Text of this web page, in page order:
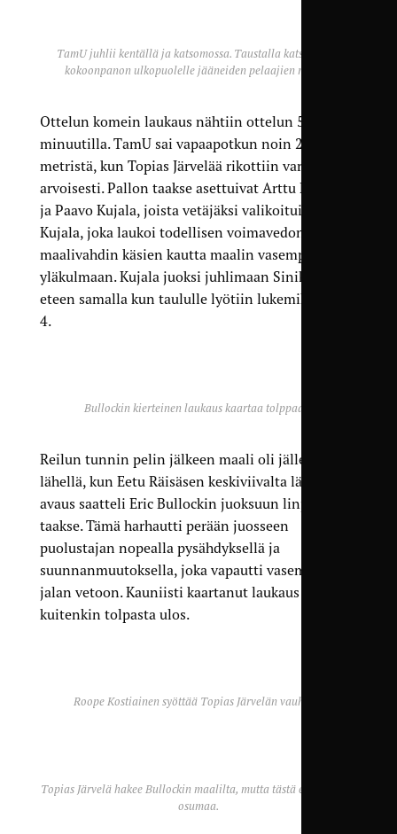
TamU juhlii kentällä ja katsomossa. Taustalla katsomossa
kokoonpanon ulkopuolelle jääneiden pelaajien ryhmä.
Ottelun komein laukaus nähtiin ottelun 55.
minuutilla. TamU sai vapaapotkun noin 28
metristä, kun Topias Järvelää rikottiin varoituksen
arvoisesti. Pallon taakse asettuivat Arttu Haapala
ja Paavo Kujala, joista vetäjäksi valikoitui lopulta
Kujala, joka laukoi todellisen voimavedon
maalivahdin käsien kautta maalin vasempaan
yläkulmaan. Kujala juoksi juhlimaan Sinikaartin
eteen samalla kun taululle lyötiin lukemiksi jo 0–
4.
Bullockin kierteinen laukaus kaartaa tolppaan.
Reilun tunnin pelin jälkeen maali oli jälleen
lähellä, kun Eetu Räisäsen keskiviivalta lähtenyt
avaus saatteli Eric Bullockin juoksuun linjan
taakse. Tämä harhautti perään juosseen
puolustajan nopealla pysähdyksellä ja
suunnanmuutoksella, joka vapautti vasemman
jalan vetoon. Kauniisti kaartanut laukaus kimposi
kuitenkin tolpasta ulos.
Roope Kostiainen syöttää Topias Järvelän vauhtiin.
Topias Järvelä hakee Bullockin maalilta, mutta tästä ei vielä tule
osumaa.